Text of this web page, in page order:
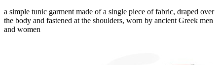
a simple tunic garment made of a single piece of fabric, draped over
the body and fastened at the shoulders, worn by ancient Greek men
and women